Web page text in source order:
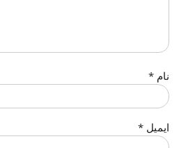
نام*
ایمیل*